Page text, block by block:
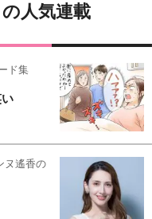
人気連載
ド集
ヌ遙香の